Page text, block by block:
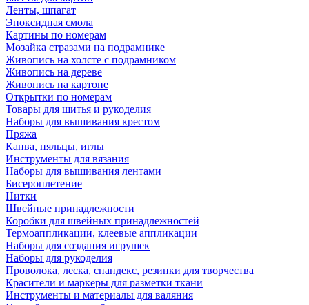
Ленты, шпагат
Эпоксидная смола
Картины по номерам
Мозайка стразами на подрамнике
Живопись на холсте с подрамником
Живопись на дереве
Живопись на картоне
Открытки по номерам
Товары для шитья и рукоделия
Наборы для вышивания крестом
Пряжа
Канва, пяльцы, иглы
Инструменты для вязания
Наборы для вышивания лентами
Бисероплетение
Нитки
Швейные принадлежности
Коробки для швейных принадлежностей
Термоаппликации, клеевые аппликации
Наборы для создания игрушек
Наборы для рукоделия
Проволока, леска, спандекс, резинки для творчества
Красители и маркеры для разметки ткани
Инструменты и материалы для валяния